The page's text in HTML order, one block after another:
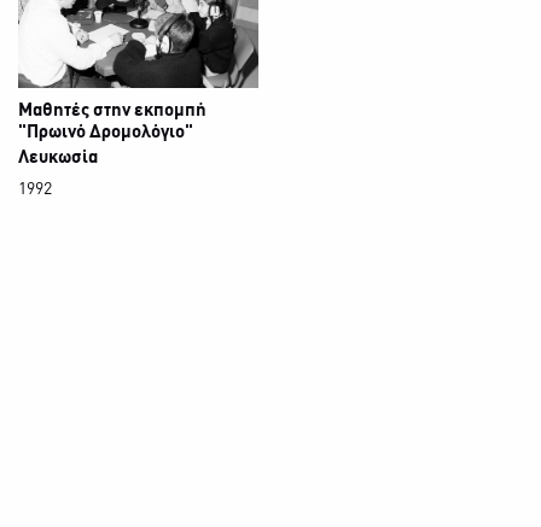
Μαθητές στην εκπομπή
"Πρωινό Δρομολόγιο"
Λευκωσία
1992